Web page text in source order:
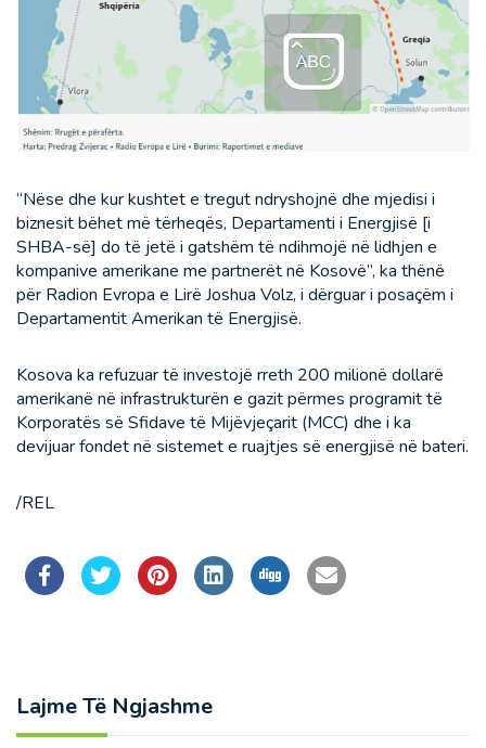
“Nëse dhe kur kushtet e tregut ndryshojnë dhe mjedisi i
biznesit bëhet më tërheqës, Departamenti i Energjisë [i
SHBA-së] do të jetë i gatshëm të ndihmojë në lidhjen e
kompanive amerikane me partnerët në Kosovë”, ka thënë
për Radion Evropa e Lirë Joshua Volz, i dërguar i posaçëm i
Departamentit Amerikan të Energjisë.
Kosova ka refuzuar të investojë rreth 200 milionë dollarë
amerikanë në infrastrukturën e gazit përmes programit të
Korporatës së Sfidave të Mijëvjeçarit (MCC) dhe i ka
devijuar fondet në sistemet e ruajtjes së energjisë në bateri.
/REL
Lajme Të Ngjashme